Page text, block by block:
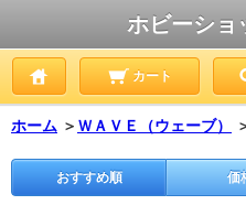
ホビーショ
カート
ホーム ＞ ＷＡＶＥ（ウェーブ）
おすすめ順 価